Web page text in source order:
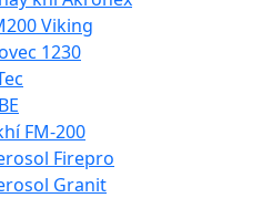
Viking
1230
FM-200
Firepro
Granit